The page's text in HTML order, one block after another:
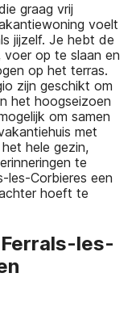
graag vrij
voelt
jijzelf. Je hebt de
op te slaan en
op het terras.
zijn geschikt om
het hoogseizoen
om samen
met
hele gezin,
te
les-Corbieres een
hoeft te
les-